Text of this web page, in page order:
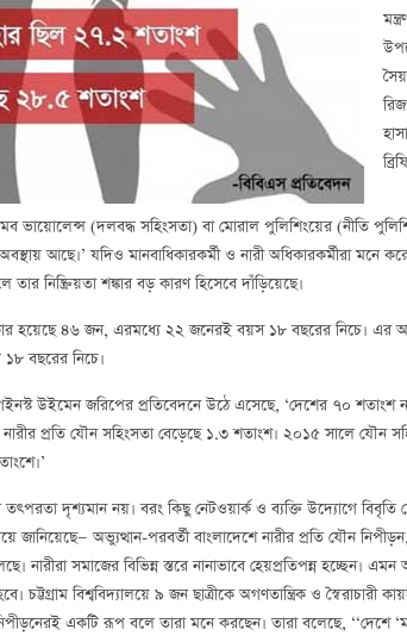
ভায়োলেন্স (দলবদ্ধ সহিংসতা) বা মোরাল পুলিশিংয়ের (নীতি
আছে।’ যদিও মানবাধিকারকর্মী ও নারী অধিকারকর্মীরা মনে
নিষ্ক্রিয়তা শঙ্কার বড় কারণ হিসেবে দাঁড়িয়েছে।
হয়েছে ৪৬ জন, এরমধ্যে ২২ জনেরই বয়স ১৮ বছরের নিচে। এর
বছরের নিচে।
উইমেন জরিপের প্রতিবেদনে উঠে এসেছে, ‘দেশের ৭০ শতাংশ
প্রতি যৌন সহিংসতা বেড়েছে ১.৩ শতাংশ। ২০১৫ সালে যৌন
দৃশ্যমান নয়। বরং কিছু নেটওয়ার্ক ও ব্যক্তি উদ্যোগে বিবৃতি
জানিয়েছে— অভ্যুত্থান-পরবর্তী বাংলাদেশে নারীর প্রতি যৌন
নারীরা সমাজের বিভিন্ন স্তরে নানাভাবে হেয়প্রতিপন্ন হচ্ছেন। এমন
চট্টগ্রাম বিশ্ববিদ্যালয়ে ৯ জন ছাত্রীকে অগণতান্ত্রিক ও স্বৈরাচারী
একটি রূপ বলে তারা মনে করছেন। তারা বলেছে, ‘‘দেশে